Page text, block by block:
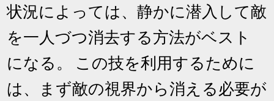
状況によっては、静かに潜入して敵
を一人づつ消去する方法がベスト
になる。 この技を利用するために
は、まず敵の視界から消える必要が